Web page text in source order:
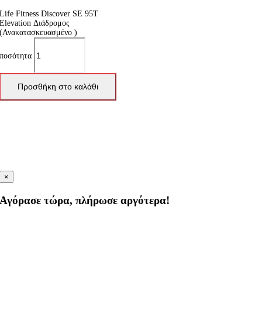
Life Fitness Discover SE 95T
Elevation Διάδρομος
(Ανακατασκευασμένο )
ποσότητα
Προσθήκη στο καλάθι
×
Αγόρασε τώρα, πλήρωσε αργότερα!